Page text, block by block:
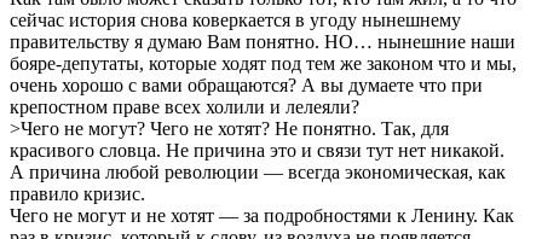
сейчас история снова коверкается в угоду нынешнему
правительству я думаю Вам понятно. НО… нынешние наши
бояре-депутаты, которые ходят под тем же законом что и мы,
очень хорошо с вами обращаются? А вы думаете что при
крепостном праве всех холили и лелеяли?
>Чего не могут? Чего не хотят? Не понятно. Так, для
красивого словца. Не причина это и связи тут нет никакой.
А причина любой революции — всегда экономическая, как
правило кризис.
Чего не могут и не хотят — за подробностями к Ленину. Как